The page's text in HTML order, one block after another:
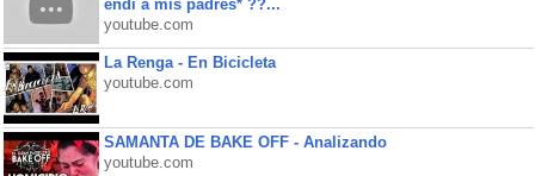
endi a mis padres* ??...
youtube.com
La Renga - En Bicicleta
youtube.com
SAMANTA DE BAKE OFF - Analizando
youtube.com